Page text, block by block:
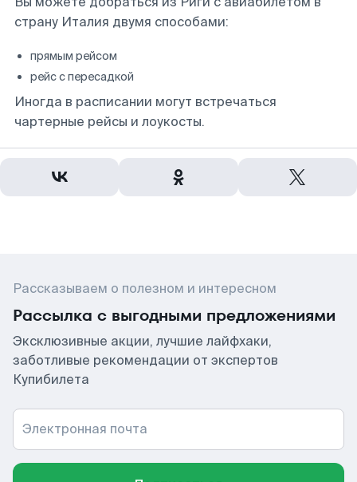
страну Италия двумя способами:
прямым рейсом
рейс с пересадкой
Иногда в расписании могут встречаться
чартерные рейсы и лоукосты.
Рассказываем о полезном и интересном
Рассылка с выгодными предложениями
Эксклюзивные акции, лучшие лайфхаки,
заботливые рекомендации от экспертов
Купибилета
Электронная почта